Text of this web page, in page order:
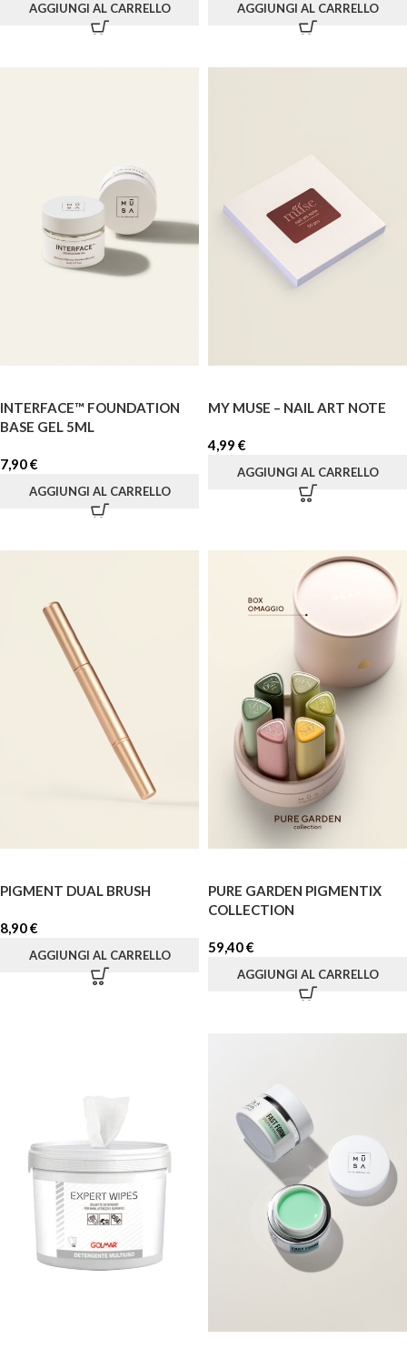
AGGIUNGI AL CARRELLO AGGIUNGI AL CARRELLO
INTERFACE™ FOUNDATION
BASE GEL 5ML
7,90€
AGGIUNGI AL CARRELLO
MY MUSE – NAIL ART NOTE
4,99 €
AGGIUNGI AL CARRELLO
PIGMENT DUAL BRUSH
8,90€
AGGIUNGI AL CARRELLO
PURE GARDEN PIGMENTIX
COLLECTION
59,40€
AGGIUNGI AL CARRELLO